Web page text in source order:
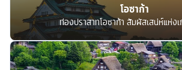
โอซาก้า
ท่องปราสาทโอซาก้า สัมผัสเสน่ห์แห่งเ